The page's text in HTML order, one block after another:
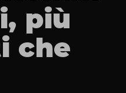
più
che